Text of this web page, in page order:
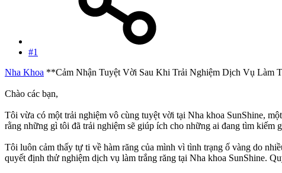
#1
Nha Khoa **Cảm Nhận Tuyệt Vời Sau Khi Trải Nghiệm Dịch Vụ Làm
Chào các bạn,
Tôi vừa có một trải nghiệm vô cùng tuyệt vời tại Nha khoa SunShine,
rằng những gì tôi đã trải nghiệm sẽ giúp ích cho những ai đang tìm kiếm
Tôi luôn cảm thấy tự ti về hàm răng của mình vì tình trạng ố vàng do
quyết định thử nghiệm dịch vụ làm trắng răng tại Nha khoa SunShine.